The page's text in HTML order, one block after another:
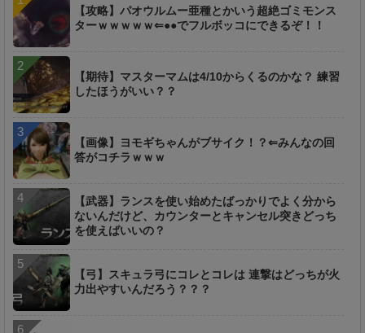
【攻略】パオウルムー亜種とかいう超絶ゴミモンス
ターｗｗｗｗｗ⇐●●でフルボッコにできるぞ！！
【期待】マスターマムは4/10からくるのかな？ 練習
したほうがいい？？
【画像】ヨモギちゃんがブサイク！？⇐みんなの回
答がコチラｗｗｗ
【武器】ランスを使い始めたばっかりでよく分から
ないんだけど、カウンターとキャンセル突きどっち
を使えばいいの？
【弓】スキュラ弓にコレとコレは 連撃はどっちが火
力出やすいんだろう？？？